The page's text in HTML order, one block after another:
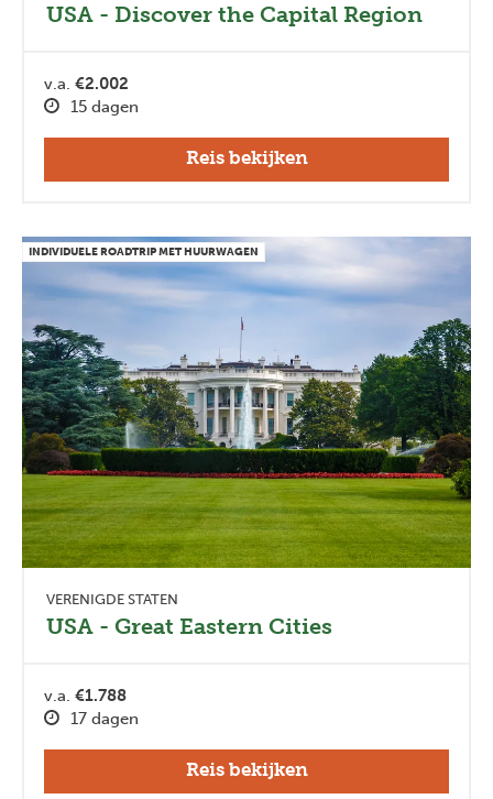
USA - Discover the Capital Region
v.a. €2.002
15 dagen
Reis bekijken
INDIVIDUELE ROADTRIP MET HUURWAGEN
VERENIGDE STATEN
USA - Great Eastern Cities
v.a. €1.788
17 dagen
Reis bekijken